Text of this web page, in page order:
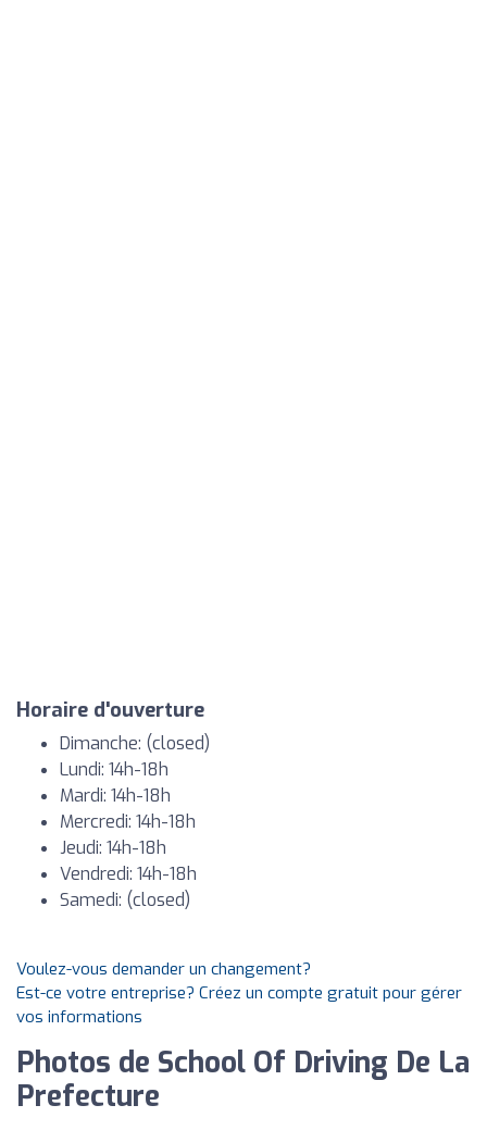
Horaire d'ouverture
Dimanche: (closed)
Lundi: 14h-18h
Mardi: 14h-18h
Mercredi: 14h-18h
Jeudi: 14h-18h
Vendredi: 14h-18h
Samedi: (closed)
Voulez-vous demander un changement?
Est-ce votre entreprise? Créez un compte gratuit pour gérer
vos informations
Photos de School Of Driving De La
Prefecture